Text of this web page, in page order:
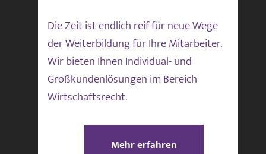
Die Zeit ist endlich reif für neue Wege
der Weiterbildung für Ihre Mitarbeiter.
Wir bieten Ihnen Individual- und
Großkundenlösungen im Bereich
Wirtschaftsrecht.
Mehr erfahren